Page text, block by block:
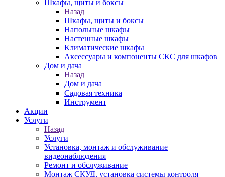
Шкафы, щиты и боксы
Назад
Шкафы, щиты и боксы
Напольные шкафы
Настенные шкафы
Климатические шкафы
Аксессуары и компоненты СКС для шкафов
Дом и дача
Назад
Дом и дача
Садовая техника
Инструмент
Акции
Услуги
Назад
Услуги
Установка, монтаж и обслуживание
видеонаблюдения
Ремонт и обслуживание
Монтаж СКУД, установка системы контроля